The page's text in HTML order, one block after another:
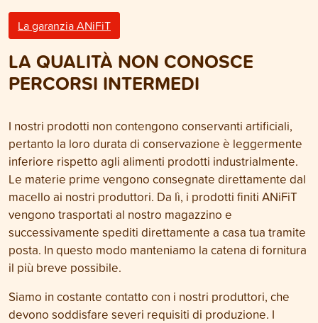
La garanzia ANiFiT
LA QUALITÀ NON CONOSCE
PERCORSI INTERMEDI
I nostri prodotti non contengono conservanti artificiali,
pertanto la loro durata di conservazione è leggermente
inferiore rispetto agli alimenti prodotti industrialmente.
Le materie prime vengono consegnate direttamente dal
macello ai nostri produttori. Da lì, i prodotti finiti ANiFiT
vengono trasportati al nostro magazzino e
successivamente spediti direttamente a casa tua tramite
posta. In questo modo manteniamo la catena di fornitura
il più breve possibile.
Siamo in costante contatto con i nostri produttori, che
devono soddisfare severi requisiti di produzione. I